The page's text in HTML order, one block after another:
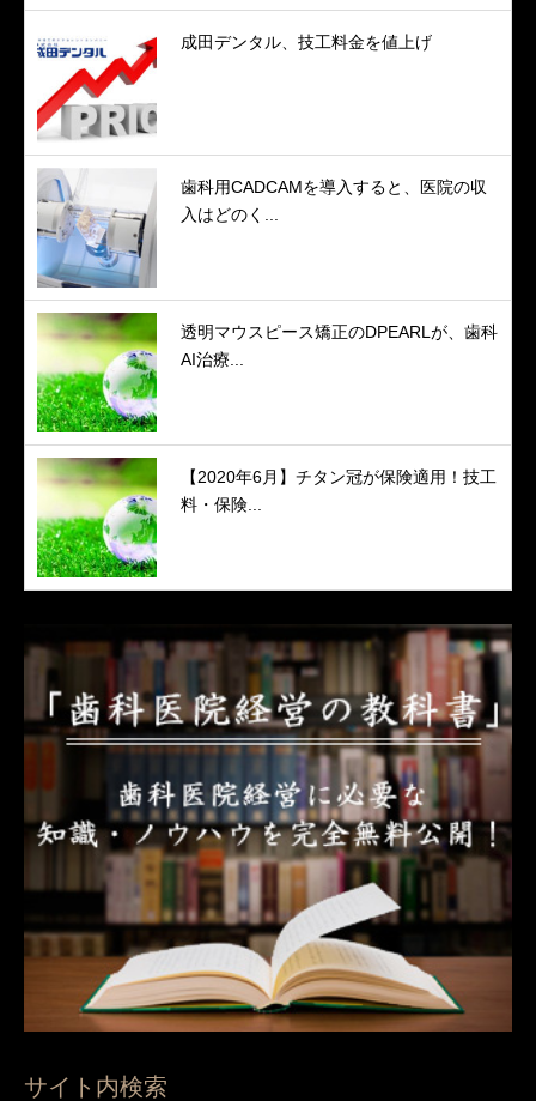
成田デンタル、技工料金を値上げ
歯科用CADCAMを導入すると、医院の収
入はどのく...
透明マウスピース矯正のDPEARLが、歯科
AI治療...
【2020年6月】チタン冠が保険適用！技工
料・保険...
サイト内検索